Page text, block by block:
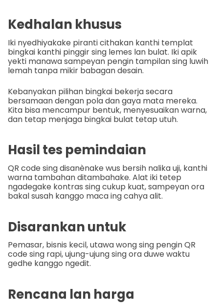
Kedhalan khusus
Iki nyedhiyakake piranti cithakan kanthi templat
bingkai kanthi pinggir sing lemes lan bulat. Iki apik
yekti manawa sampeyan pengin tampilan sing luwih
lemah tanpa mikir babagan desain.
Kebanyakan pilihan bingkai bekerja secara
bersamaan dengan pola dan gaya mata mereka.
Kita bisa mencampur bentuk, menyesuaikan warna,
dan tetap menjaga bingkai bulat tetap utuh.
Hasil tes pemindaian
QR code sing disanènake wus bersih nalika uji, kanthi
warna tambahan ditambahake. Alat iki tetep
ngadegake kontras sing cukup kuat, sampeyan ora
bakal susah kanggo maca ing cahya alit.
Disarankan untuk
Pemasar, bisnis kecil, utawa wong sing pengin QR
code sing rapi, ujung-ujung sing ora duwe waktu
gedhe kanggo ngedit.
Rencana lan harga